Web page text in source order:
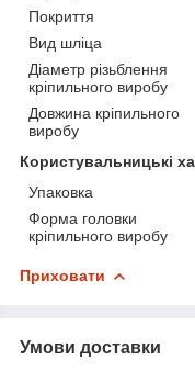
Покриття
Вид шліца
Діаметр різьблення
кріпильного виробу
Довжина кріпильного
виробу
Користувальницькі
Упаковка
Форма головки
кріпильного виробу
Приховати
Умови доставки